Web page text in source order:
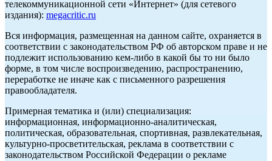
телекоммуникационной сети «Интернет» (для сетевого
издания): megacritic.ru
Вся информация, размещенная на данном сайте, охраняется в
соответствии с законодательством РФ об авторском праве и не
подлежит использованию кем-либо в какой бы то ни было
форме, в том числе воспроизведению, распространению,
переработке не иначе как с письменного разрешения
правообладателя.
Примерная тематика и (или) специализация:
информационная, информационно-аналитическая,
политическая, образовательная, спортивная, развлекательная,
культурно-просветительская, реклама в соответствии с
законодательством Российской Федерации о рекламе